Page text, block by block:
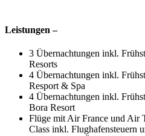
Leistungen –
3 Übernachtungen inkl.
Resorts
4 Übernachtungen inkl.
Resport & Spa
4 Übernachtungen inkl.
Bora Resort
Flüge mit Air France und Air
Class inkl. Flughafensteuern